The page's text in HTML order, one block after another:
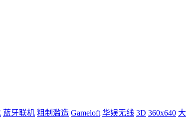
蓝牙联机 粗制滥造 Gameloft 华娱无线 3D 360x640 大